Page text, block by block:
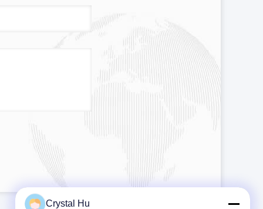
Crystal Hu